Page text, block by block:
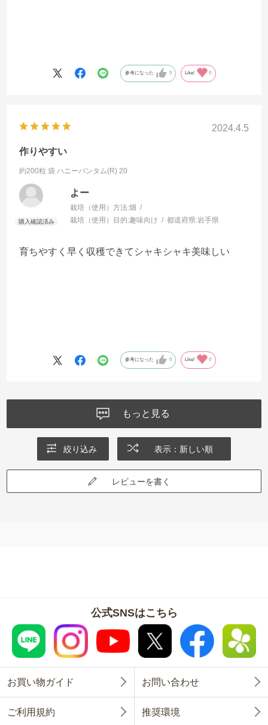
参考になった 0 Like! 0
2024.4.5
作りやすい
約200粒 袋 ハニーバンタム(R) 20
よー
栽培（使用）方法:畑
栽培（使用）目的:趣味向け 都道府県:岩手県
育ちやすく早く収穫できてシャキシャキ美味しい
参考になった 0 Like! 0
もっと見る
絞り込み 表示：新しい順
レビューを書く
公式SNSはこちら
お買い物ガイド お問い合わせ
ご利用規約 推奨環境